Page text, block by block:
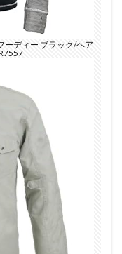
ーディー ブラック/ヘア